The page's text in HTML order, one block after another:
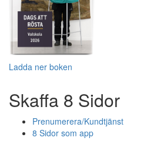
Ladda ner boken
Skaffa 8 Sidor
Prenumerera/Kundtjänst
8 Sidor som app